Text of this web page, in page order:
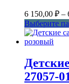
6 150,00 ₽ –
Выберите
27057-